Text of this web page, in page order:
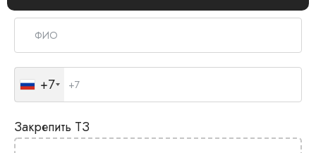
+7
Закрепить ТЗ